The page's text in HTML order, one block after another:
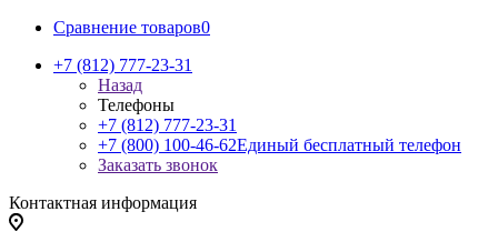
Сравнение товаров0
+7 (812) 777-23-31
Назад
Телефоны
+7 (812) 777-23-31
+7 (800) 100-46-62Единый бесплатный телефон
Заказать звонок
Контактная информация